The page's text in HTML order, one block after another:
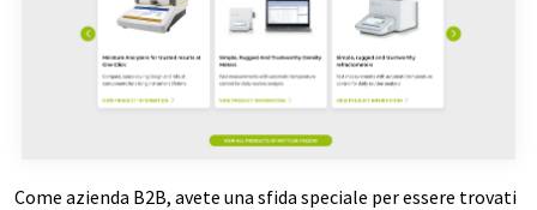
Come azienda B2B, avete una sfida speciale per essere trovati